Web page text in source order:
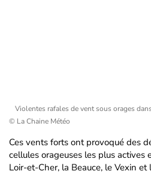
Violentes rafales de vent sous orages
© La Chaine Météo
Ces vents forts ont provoqué des
cellules orageuses les plus actives
Loir-et-Cher, la Beauce, le Vexin et